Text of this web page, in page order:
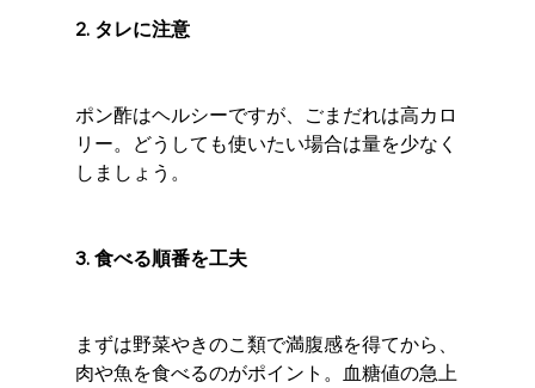
2. タレに注意
ポン酢はヘルシーですが、ごまだれは高カロ
リー。どうしても使いたい場合は量を少なく
しましょう。
3. 食べる順番を工夫
まずは野菜やきのこ類で満腹感を得てから、
肉や魚を食べるのがポイント。血糖値の急上